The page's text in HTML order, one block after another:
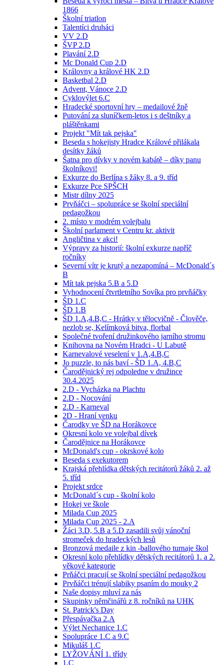
1866
Školní triatlon
Talentíci druháci
VV 2.D
ŠVP 2.D
Plavání 2.D
Mc Donald Cup 2.D
Královny a králové HK 2.D
Basketbal 2.D
Advent, Vánoce 2.D
Cyklovýlet 6.C
Hradecké sportovní hry – medailové žně
Putování za sluníčkem-letos i s deštníky a
pláštěnkami
Projekt "Mít tak pejska"
Beseda s hokejisty Hradce Králové přilákala
desítky žáků
Šatna pro dívky v novém kabátě – díky panu
školníkovi!
Exkurze do Berlína s žáky 8. a 9. tříd
Exkurze Pce SPŠCH
Mistr dílny 2025
Prvňáčci – spolupráce se školní speciální
pedagožkou
2. místo v modrém volejbalu
Školní parlament v Centru kr. aktivit
Angličtina v akci!
Výpravy za historií: školní exkurze napříč
ročníky
Severní vítr je krutý a nezapomíná – McDonald´s
B
Mít tak pejska 5.B a 5.D
Vyhodnocení čtvrtletního Sovíka pro prvňáčky
ŠD 1.C
ŠD 1.B
ŠD 1.A,4.B,C - Hrátky v tělocvičně - Člověče,
nezlob se, Kelímková bitva, florbal
Společné tvoření družinkového jarního stromu
Knihovna na Novém Hradci - U Labutě
Karnevalové veselení v 1.A,4.B,C
Jo puzzle, to nás baví - ŠD 1.A, 4.B,C
Čarodějnický rej odpoledne v družince
30.4.2025
2.D - Vycházka na Plachtu
2.D - Nocování
2.D - Karneval
2D - Hraní venku
Čarodky ve ŠD na Horákovce
Okresní kolo ve volejbal dívek
Čarodějnice na Horákovce
McDonald's cup - okrskové kolo
Beseda s exekutorem
Krajská přehlídka dětských recitátorů žáků 2. až
5. tříd
Projekt srdce
McDonald´s cup - školní kolo
Hokej ve škole
Milada Cup 2025
Milada Cup 2025 - 2.A
Žáci 3.D, 5.B a 5.D zasadili svůj vánoční
stromeček do hradeckých lesů
Bronzová medaile z kin -ballového turnaje škol
Okresní kolo přehlídky dětských recitátorů 1. a 2.
věkové kategorie
Prňáčci pracují se školní speciální pedagožkou
Prvňáčci trénují slabiky psaním do mouky 2
Naše dopisy mluví za nás
Skupinky němčinářů z 8. ročníků na UHK
St. Patrick's Day
Přespávačka 2.A
Výlet Nechanice 1.C
Spolupráce 1.C a 9.C
Mikuláš 1.C
LYŽOVÁNÍ 1. třídy
1.C